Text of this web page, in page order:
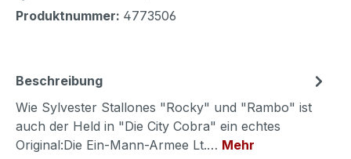
Produktnummer: 4773506
Beschreibung
Wie Sylvester Stallones "Rocky" und "Rambo" ist
auch der Held in "Die City Cobra" ein echtes
Original:Die Ein-Mann-Armee Lt.… Mehr